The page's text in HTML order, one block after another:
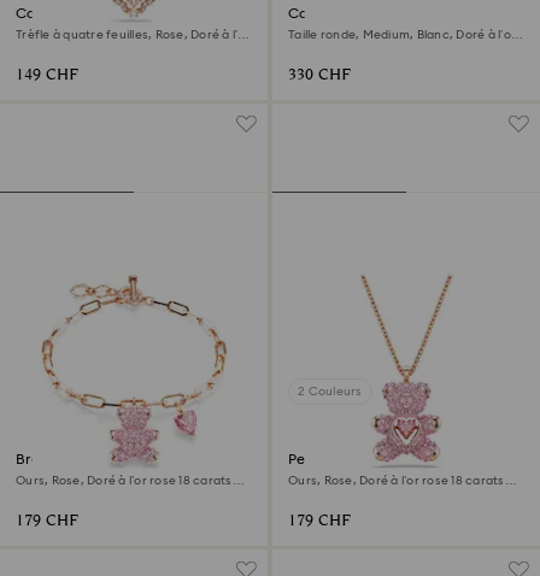
Collier Una
Trèfle à quatre feuilles, Rose, Doré à l’or
149 CHF
Collier Una Angelic
Taille ronde, Medium, Blanc, Doré à l’or
330 CHF
Bracelet Teddy
Ours, Rose, Doré à l’or rose 18 carats
179 CHF
2 Couleurs
Pendentif Teddy
Ours, Rose, Doré à l’or rose 18 carats
179 CHF